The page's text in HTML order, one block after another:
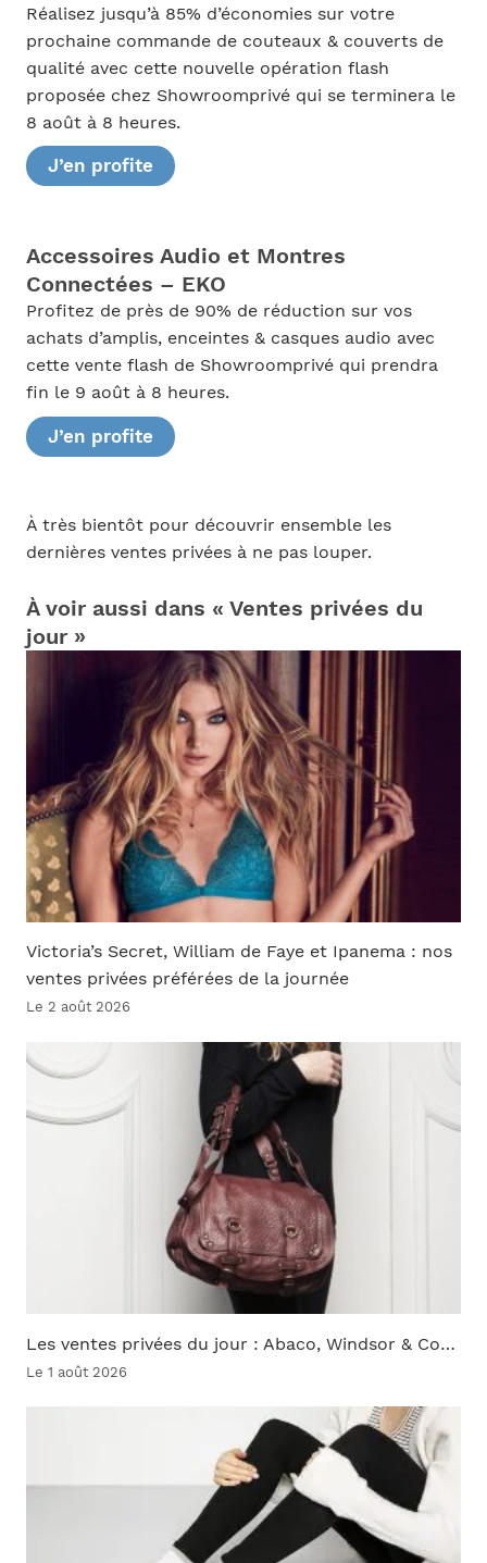
Réalisez jusqu’à 85% d’économies sur votre
prochaine commande de couteaux & couverts de
qualité avec cette nouvelle opération flash
proposée chez Showroomprivé qui se terminera le
8 août à 8 heures.
J’en profite
Accessoires Audio et Montres
Connectées – EKO
Profitez de près de 90% de réduction sur vos
achats d’amplis, enceintes & casques audio avec
cette vente flash de Showroomprivé qui prendra
fin le 9 août à 8 heures.
J’en profite
À très bientôt pour découvrir ensemble les
dernières ventes privées à ne pas louper.
À voir aussi dans « Ventes privées du
jour »
Victoria’s Secret, William de Faye et Ipanema : nos
ventes privées préférées de la journée
Le 2 août 2026
Les ventes privées du jour : Abaco, Windsor & Co…
Le 1 août 2026